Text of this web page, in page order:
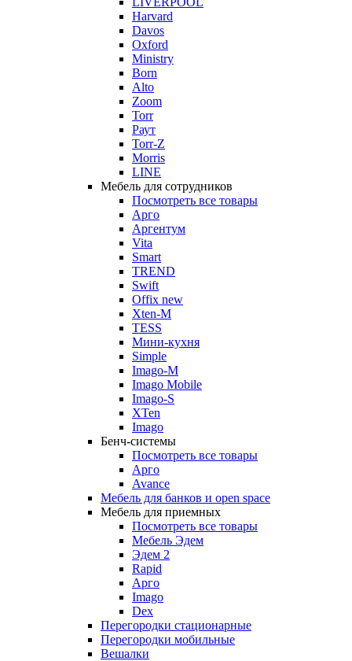
Harvard
Davos
Oxford
Ministry
Born
Alto
Zoom
Torr
Раут
Torr-Z
Morris
LINE
Мебель для сотрудников
Посмотреть все товары
Арго
Аргентум
Vita
Smart
TREND
Swift
Offix new
Xten-M
TESS
Мини-кухня
Simple
Imago-M
Imago Mobile
Imago-S
XTen
Imago
Бенч-системы
Посмотреть все товары
Арго
Avance
Мебель для банков и open space
Мебель для приемных
Посмотреть все товары
Мебель Эдем
Эдем 2
Rapid
Арго
Imago
Dex
Перегородки стационарные
Перегородки мобильные
Вешалки